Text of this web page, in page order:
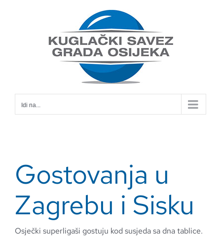
Idi na...
Gostovanja u
Zagrebu i Sisku
Osječki superligaši gostuju kod susjeda sa dna tablice.